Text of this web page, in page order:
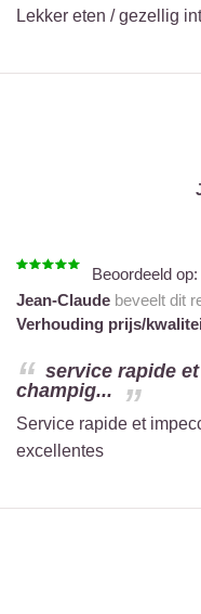
Lekker eten / gezellig
Beoordeeld op:
Jean-Claude beveelt dit
Verhouding prijs/
service rapide
champig...
Service rapide et
excellentes